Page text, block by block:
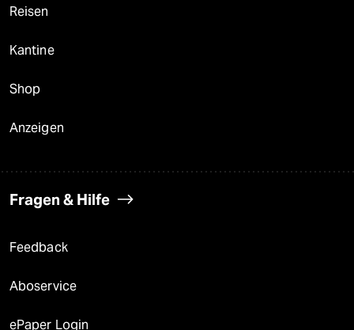
Reisen
Kantine
Shop
Anzeigen
Fragen & Hilfe
Feedback
Aboservice
ePaper Login